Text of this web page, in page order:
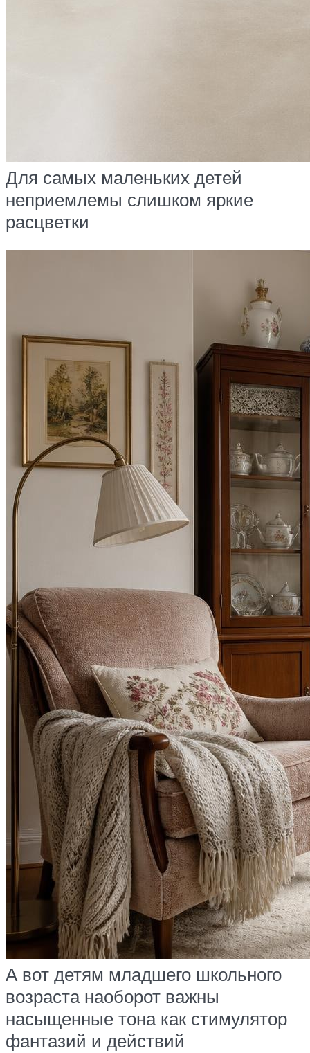
Для самых маленьких детей
неприемлемы слишком яркие
расцветки
А вот детям младшего школьного
возраста наоборот важны
насыщенные тона как стимулятор
фантазий и действий